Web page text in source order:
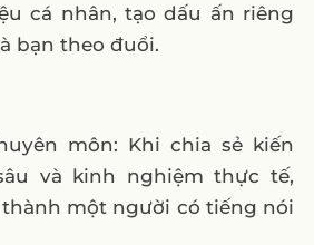
cá nhân, tạo dấu ấn riêng
bạn theo đuổi.
môn: Khi chia sẻ kiến
và kinh nghiệm thực tế,
một người có tiếng nói